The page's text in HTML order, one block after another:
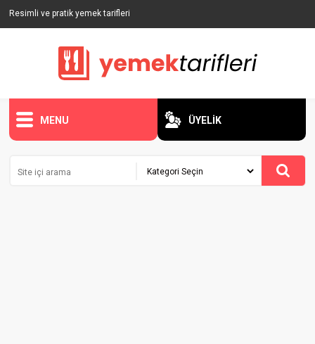
Resimli ve pratik yemek tarifleri
MENU ÜYELİK